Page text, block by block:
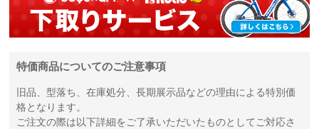
特価商品についてのご注意事項
旧品、型落ち、在庫処分、長期展示品などの理由による特別価
格となります。
ご注文の際は以下詳細をご了承いただいたものとしてご対応さ